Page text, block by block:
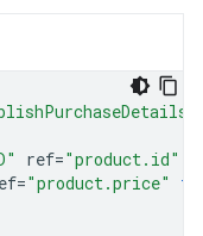
ref="product.id"
="product.price"